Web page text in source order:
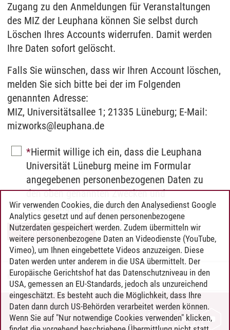
Zugang zu den Anmeldungen für Veranstaltungen
des MIZ der Leuphana können Sie selbst durch
Löschen Ihres Accounts widerrufen. Damit werden
Ihre Daten sofort gelöscht.
Falls Sie wünschen, dass wir Ihren Account löschen,
melden Sie sich bitte bei der im Folgenden
genannten Adresse:
MIZ, Universitätsallee 1; 21335 Lüneburg; E-Mail:
mizworks@leuphana.de
Hiermit willige ich ein, dass die Leuphana
Universität Lüneburg meine im Formular
angegebenen personenbezogenen Daten zu
den oben genannten Zwecken und
Bedingungen speichert und verarbeitet.
MIZ/22.04.2025
KONTAKT
Wir verwenden Cookies, die durch den Analysedienst Google
Analytics gesetzt und auf denen personenbezogene
Nutzerdaten gespeichert werden. Zudem übermitteln wir
weitere personenbezogene Daten an Videodienste (YouTube,
Vimeo), um Ihnen eingebettete Videos anzuzeigen. Diese
Daten werden unter anderem in die USA übermittelt. Der
Europäische Gerichtshof hat das Datenschutzniveau in den
USA, gemessen an EU-Standards, jedoch als unzureichend
eingeschätzt. Es besteht auch die Möglichkeit, dass Ihre
Daten dann durch US-Behörden verarbeitet werden können.
Wenn Sie auf "Nur notwendige Cookies verwenden" klicken,